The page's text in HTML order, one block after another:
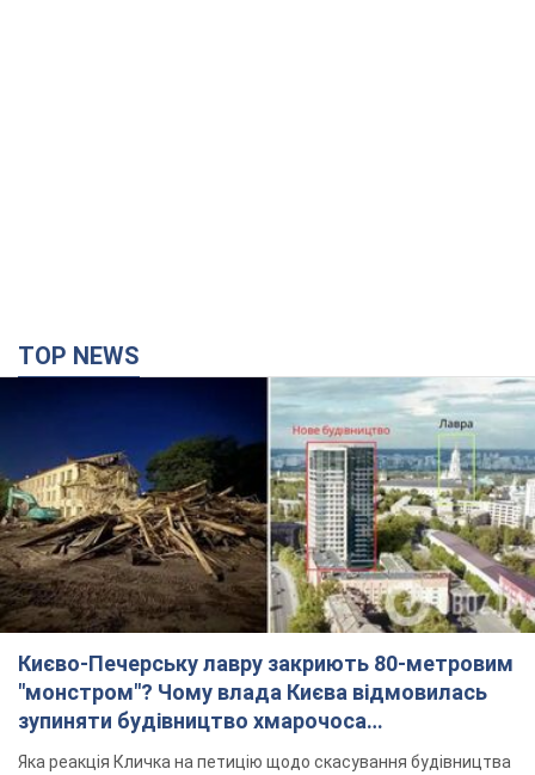
TOP NEWS
Києво-Печерську лавру закриють 80-метровим
"монстром"? Чому влада Києва відмовилась
зупиняти будівництво хмарочоса
"московського вірянина"
Яка реакція Кличка на петицію щодо скасування будівництва